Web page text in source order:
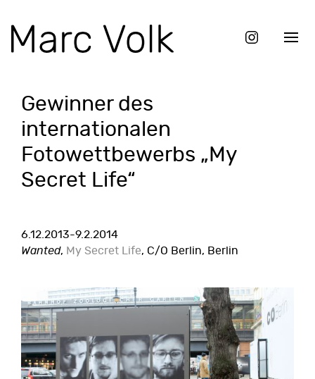
Gewinner des
internationalen
Fotowettbewerbs „My
Secret Life“
6.12.2013-9.2.2014
Wanted, My Secret Life, C/O Berlin, Berlin